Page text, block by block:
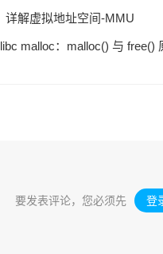
详解虚拟地址空间-MMU
malloc：malloc() 与 free()
要发表评论，您必须先 登